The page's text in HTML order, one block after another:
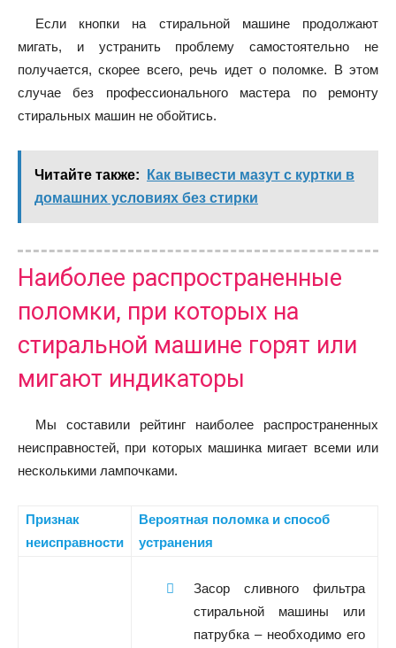
Если кнопки на стиральной машине продолжают
мигать, и устранить проблему самостоятельно не
получается, скорее всего, речь идет о поломке. В этом
случае без профессионального мастера по ремонту
стиральных машин не обойтись.
Читайте также:
Как вывести мазут с куртки в
домашних условиях без стирки
Наиболее распространенные
поломки, при которых на
стиральной машине горят или
мигают индикаторы
Мы составили рейтинг наиболее распространенных
неисправностей, при которых машинка мигает всеми или
несколькими лампочками.
Признак
неисправности
Вероятная поломка и способ
устранения
Засор сливного фильтра
стиральной машины или
патрубка – необходимо его